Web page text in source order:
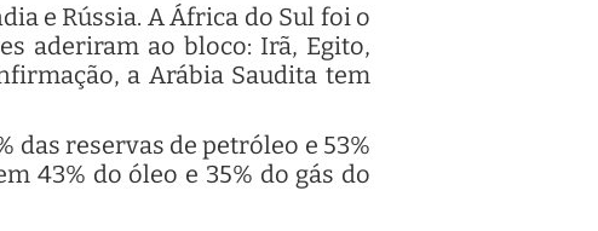
e Rússia. A África do Sul foi o
aderiram ao bloco: Irã, Egito,
a Arábia Saudita tem
das reservas de petróleo e 53%
43% do óleo e 35% do gás do